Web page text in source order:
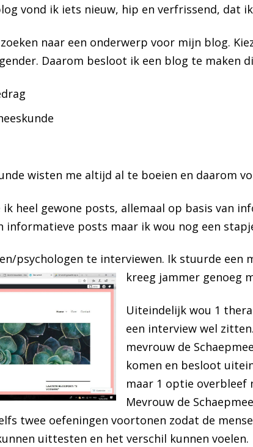
vond ik iets nieuw, hip en verfrissend, dat
naar een onderwerp voor mijn blog.
Daarom besloot ik een blog te maken
wisten me altijd al te boeien en daarom
heel gewone posts, allemaal op basis van
informatieve posts maar ik wou nog een
psychologen te interviewen. Ik stuurde een
kreeg jammer genoeg
Uiteindelijk wou 1
een interview wel
mevrouw de
komen en besloot
maar 1 optie overbleef
Mevrouw de
twee oefeningen voortonen zodat de
uittesten en het verschil kunnen voelen.